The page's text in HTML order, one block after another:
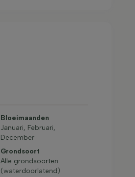
Bloeimaanden
Januari, Februari,
December
Grondsoort
Alle grondsoorten
(waterdoorlatend)